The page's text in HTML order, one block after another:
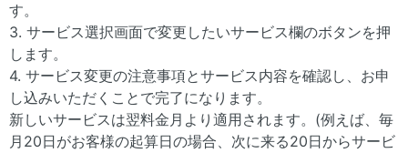
す。
3. サービス選択画面で変更したいサービス欄のボタンを押
します。
4. サービス変更の注意事項とサービス内容を確認し、お申
し込みいただくことで完了になります。
新しいサービスは翌料金月より適用されます。(例えば、毎
月20日がお客様の起算日の場合、次に来る20日からサービ